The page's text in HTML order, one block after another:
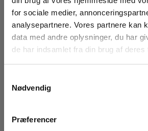
for sociale medier,
analysepartnere. Vores partnere kan
data med andre oplysninger, du har
de har indsamlet fra din brug af deres
Nødvendig
Præferencer